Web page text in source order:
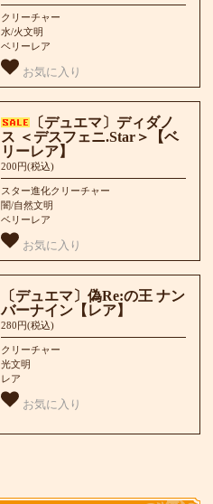
クリーチャー
水/火文明
ベリーレア
お気に入り
〔デュエマ〕ディダノ
ス ＜デスフェニ.Star＞【ベ
リーレア】
200円(税込)
スター進化クリーチャー
闇/自然文明
ベリーレア
お気に入り
〔デュエマ〕偽Re:の王 ナン
バーナイン【レア】
280円(税込)
クリーチャー
光文明
レア
お気に入り